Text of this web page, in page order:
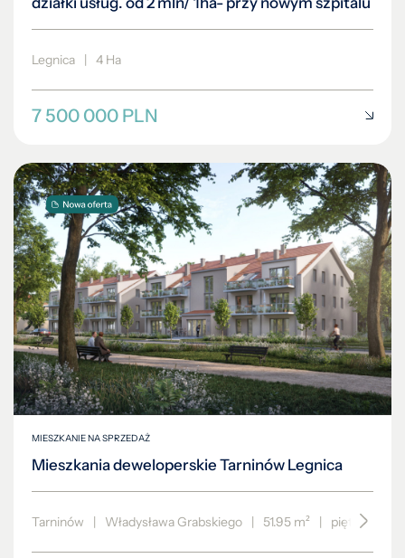
Legnica | 4 Ha
7 500 000 PLN
MIESZKANIE NA SPRZEDAŻ
Mieszkania deweloperskie Tarninów Legnica
Tarninów | Władysława Grabskiego | 51.95 m² | piętro 2/3